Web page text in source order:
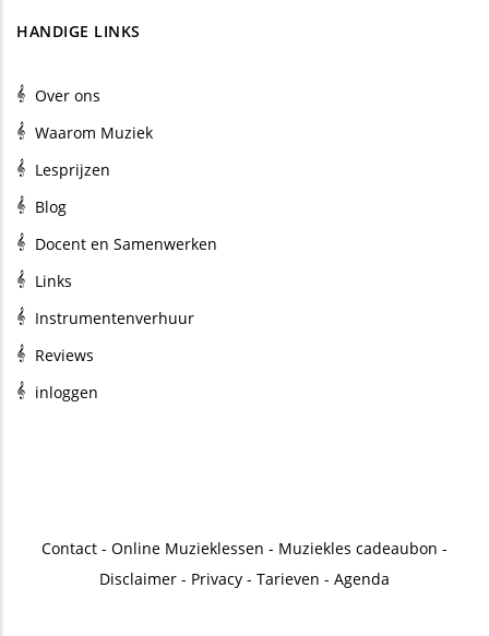
HANDIGE LINKS
Over ons
Waarom Muziek
Lesprijzen
Blog
Docent en Samenwerken
Links
Instrumentenverhuur
Reviews
inloggen
Contact - Online Muzieklessen - Muziekles cadeaubon -
Disclaimer - Privacy - Tarieven - Agenda